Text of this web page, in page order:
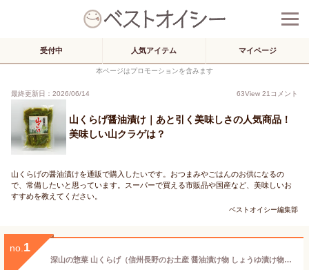
受付中 人気アイテム マイページ
本ページはプロモーションを含みます
最終更新日：2026/06/14 63View 21 コメント
山くらげ醤油漬け｜あと引く美味しさの人気商品！
美味しい山クラゲは？
山くらげの醤油漬けを通販で購入したいです。おつまみやごはんのお供になるの
で、常備したいと思っています。スーパーで買える市販品や国産など、美味しいお
すすめを教えてください。
ベストオイシー編集部
no. 1
深山の惣菜 山くらげ（信州長野のお土産 醤油漬け物 しょうゆ漬け物 お漬物 お総菜）